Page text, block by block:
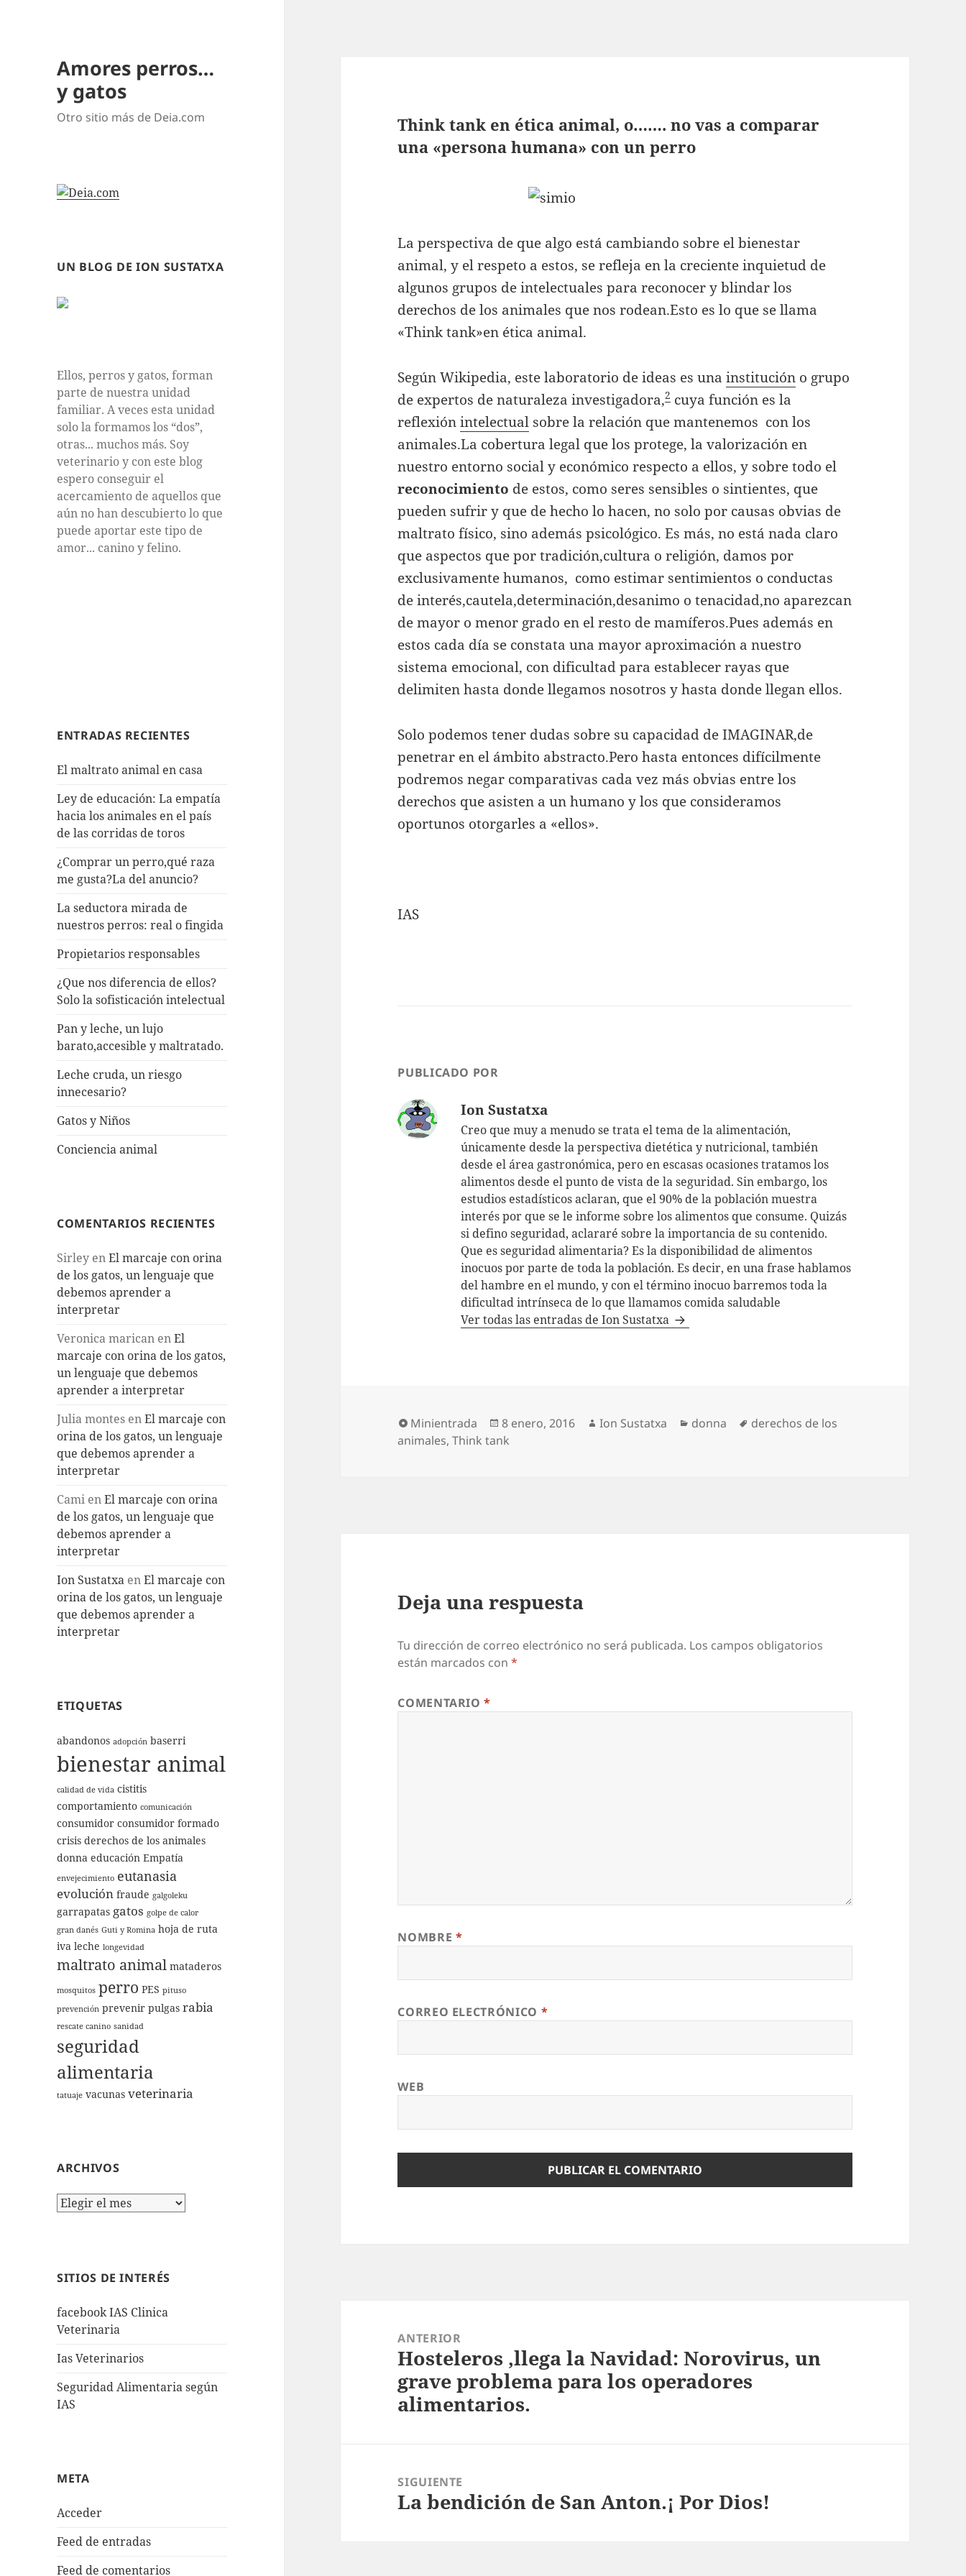
Amores perros…
y gatos
Otro sitio más de Deia.com
UN BLOG DE ION SUSTATXA
Ellos, perros y gatos, forman
parte de nuestra unidad
familiar. A veces esta unidad
solo la formamos los “dos”,
otras... muchos más. Soy
veterinario y con este blog
espero conseguir el
acercamiento de aquellos que
aún no han descubierto lo que
puede aportar este tipo de
amor... canino y felino.
ENTRADAS RECIENTES
El maltrato animal en casa
Ley de educación: La empatía
hacia los animales en el país
de las corridas de toros
¿Comprar un perro,qué raza
me gusta?La del anuncio?
La seductora mirada de
nuestros perros: real o fingida
Propietarios responsables
¿Que nos diferencia de ellos?
Solo la sofisticación intelectual
Pan y leche, un lujo
barato,accesible y maltratado.
Leche cruda, un riesgo
innecesario?
Gatos y Niños
Conciencia animal
COMENTARIOS RECIENTES
Sirley enEl marcaje con orina
de los gatos, un lenguaje que
debemos aprender a
interpretar
Veronica marican enEl
marcaje con orina de los gatos,
un lenguaje que debemos
aprender a interpretar
Julia montes enEl marcaje con
orina de los gatos, un lenguaje
que debemos aprender a
interpretar
Cami enEl marcaje con orina
de los gatos, un lenguaje que
debemos aprender a
interpretar
Ion Sustatxa enEl marcaje con
orina de los gatos, un lenguaje
que debemos aprender a
interpretar
ETIQUETAS
abandonos adopción baserri
bienestar animal
calidad de vida cistitis
comportamiento comunicación
consumidor consumidor formado
crisis derechos de los animales
donna educación Empatía
envejecimiento eutanasia
evolución fraude galgoleku
garrapatas gatos golpe de calor
gran danés Guti y Romina hoja de ruta
iva leche longevidad
maltrato animal mataderos
mosquitos perro PES pituso
prevención prevenir pulgas rabia
rescate canino sanidad
seguridad
alimentaria
tatuaje vacunas veterinaria
ARCHIVOS
Archivos
SITIOS DE INTERÉS
facebook IAS Clinica
Veterinaria
Ias Veterinarios
Seguridad Alimentaria según
IAS
META
Acceder
Feed de entradas
Feed de comentarios
Think tank en ética animal, o……. no vas a comparar
una «persona humana» con un perro
La perspectiva de que algo está cambiando sobre el bienestar
animal, y el respeto a estos, se refleja en la creciente inquietud de
algunos grupos de intelectuales para reconocer y blindar los
derechos de los animales que nos rodean.Esto es lo que se llama
«Think tank»en ética animal.
Según Wikipedia, este laboratorio de ideas es unainstitución o grupo
de expertos de naturaleza investigadora,2 cuya función es la
reflexiónintelectual sobre la relación que mantenemos con los
animales.La cobertura legal que los protege, la valorización en
nuestro entorno social y económico respecto a ellos, y sobre todo el
reconocimiento de estos, como seres sensibles o sintientes, que
pueden sufrir y que de hecho lo hacen, no solo por causas obvias de
maltrato físico, sino además psicológico. Es más, no está nada claro
que aspectos que por tradición,cultura o religión, damos por
exclusivamente humanos, como estimar sentimientos o conductas
de interés,cautela,determinación,desanimo o tenacidad,no aparezcan
de mayor o menor grado en el resto de mamíferos.Pues además en
estos cada día se constata una mayor aproximación a nuestro
sistema emocional, con dificultad para establecer rayas que
delimiten hasta donde llegamos nosotros y hasta donde llegan ellos.
Solo podemos tener dudas sobre su capacidad de IMAGINAR,de
penetrar en el ámbito abstracto.Pero hasta entonces difícilmente
podremos negar comparativas cada vez más obvias entre los
derechos que asisten a un humano y los que consideramos
oportunos otorgarles a «ellos».
IAS
PUBLICADO POR
Ion Sustatxa
Creo que muy a menudo se trata el tema de la alimentación,
únicamente desde la perspectiva dietética y nutricional, también
desde el área gastronómica, pero en escasas ocasiones tratamos los
alimentos desde el punto de vista de la seguridad. Sin embargo, los
estudios estadísticos aclaran, que el 90% de la población muestra
interés por que se le informe sobre los alimentos que consume. Quizás
si defino seguridad, aclararé sobre la importancia de su contenido.
Que es seguridad alimentaria? Es la disponibilidad de alimentos
inocuos por parte de toda la población. Es decir, en una frase hablamos
del hambre en el mundo, y con el término inocuo barremos toda la
dificultad intrínseca de lo que llamamos comida saludable
Ver todas las entradas de Ion Sustatxa
Formato
Minientrada
Publicado
el
8 enero, 2016 Autor
Ion Sustatxa Categorías
donna Etiquetas
derechos de los
animales,Think tank
Deja una respuesta
Tu dirección de correo electrónico no será publicada. Los campos obligatorios
están marcados con*
COMENTARIO*
NOMBRE *
CORREO ELECTRÓNICO *
WEB
entradas
ANTERIOR
Entrada
anterior:
Hosteleros ,llega la Navidad: Norovirus, un
grave problema para los operadores
alimentarios.
SIGUIENTE
Entrada
La bendición de San Anton.¡ Por Dios!